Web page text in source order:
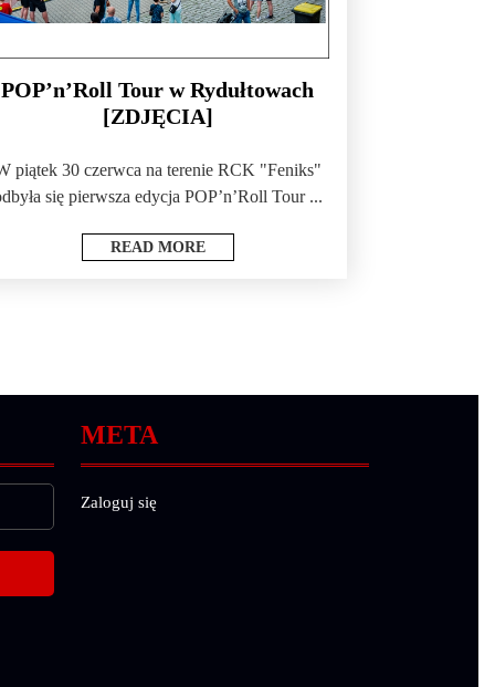
POP’n’Roll Tour w Rydułtowach
[ZDJĘCIA]
piątek 30 czerwca na terenie RCK "Feniks"
się pierwsza edycja POP’n’Roll Tour ...
READ MORE
META
Zaloguj się